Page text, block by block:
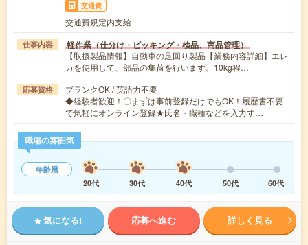
交通費
交通費規定内支給
仕事内容 軽作業（仕分け・ピッキング・検品、商品管理）
【取扱製品情報】自動車の足回り製品【業務内容詳細】エレ
カを使用して、部品の集荷を行います。10kg程…
応募資格
ブランクOK / 英語力不要
◆経験者歓迎！〇まずは事前登録だけでもOK！履歴書不要
で気軽にオンライン登録★氏名・職種などを入力す…
職場の雰囲気
年齢層
20代
30代 40代 50代 60代
気になる! 応募へ進む 詳しく見る